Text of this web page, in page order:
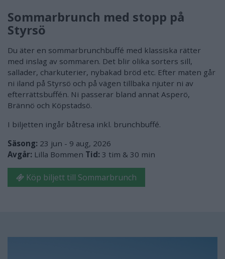
Sommarbrunch med stopp på
Styrsö
Du äter en sommarbrunchbuffé med klassiska rätter
med inslag av sommaren. Det blir olika sorters sill,
sallader, charkuterier, nybakad bröd etc. Efter maten går
ni iland på Styrsö och på vägen tillbaka njuter ni av
efterrättsbuffén. Ni passerar bland annat Asperö,
Brännö och Köpstadsö.
I biljetten ingår båtresa inkl. brunchbuffé.
Säsong: 23 jun - 9 aug, 2026
Avgår: Lilla Bommen Tid: 3 tim & 30 min
Köp biljett till Sommarbrunch